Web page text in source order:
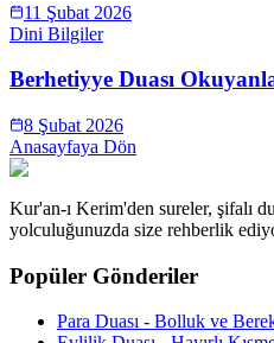
11 Şubat 2026
Dini Bilgiler
Berhetiyye Duası
8 Şubat 2026
Anasayfaya Dön
Kur'an-ı Kerim'den sureler, şifalı
yolculuğunuzda size rehberlik
Popüler Gönderiler
Para Duası - Bolluk ve